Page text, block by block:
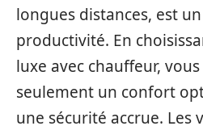
longues distances, est
productivité. En
luxe avec chauffeur,
seulement un confort
une sécurité accrue. Les